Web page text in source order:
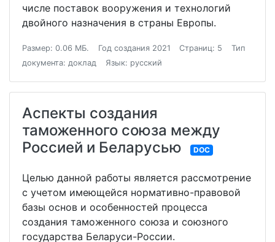
числе поставок вооружения и технологий
двойного назначения в страны Европы.
Размер: 0.06 МБ. Год создания 2021 Страниц: 5
Тип
документа: доклад
Язык: русский
Аспекты создания
таможенного союза между
Россией и Беларусью
DOC
Целью данной работы является рассмотрение
с учетом имеющейся нормативно-правовой
базы основ и особенностей процесса
создания таможенного союза и союзного
государства Беларуси-России.